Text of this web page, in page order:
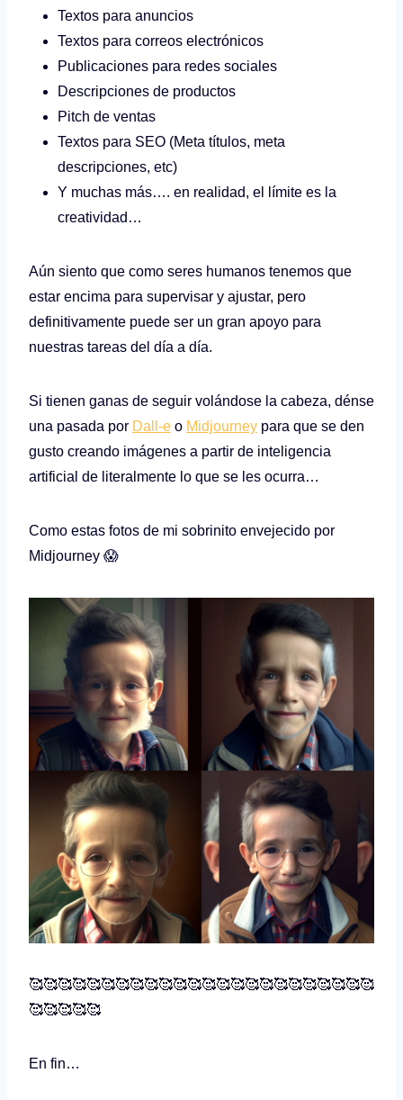
Textos para anuncios
Textos para correos electrónicos
Publicaciones para redes sociales
Descripciones de productos
Pitch de ventas
Textos para SEO (Meta títulos, meta
descripciones, etc)
Y muchas más…. en realidad, el límite es la
creatividad…
Aún siento que como seres humanos tenemos que
estar encima para supervisar y ajustar, pero
definitivamente puede ser un gran apoyo para
nuestras tareas del día a día.
Si tienen ganas de seguir volándose la cabeza, dénse
una pasada por Dall-e o Midjourney para que se den
gusto creando imágenes a partir de inteligencia
artificial de literalmente lo que se les ocurra…
Como estas fotos de mi sobrinito envejecido por
Midjourney 😱
🥰🥰🥰🥰🥰🥰🥰🥰🥰🥰🥰🥰🥰🥰🥰🥰🥰🥰🥰🥰🥰🥰🥰🥰
🥰🥰🥰🥰🥰
En fin…